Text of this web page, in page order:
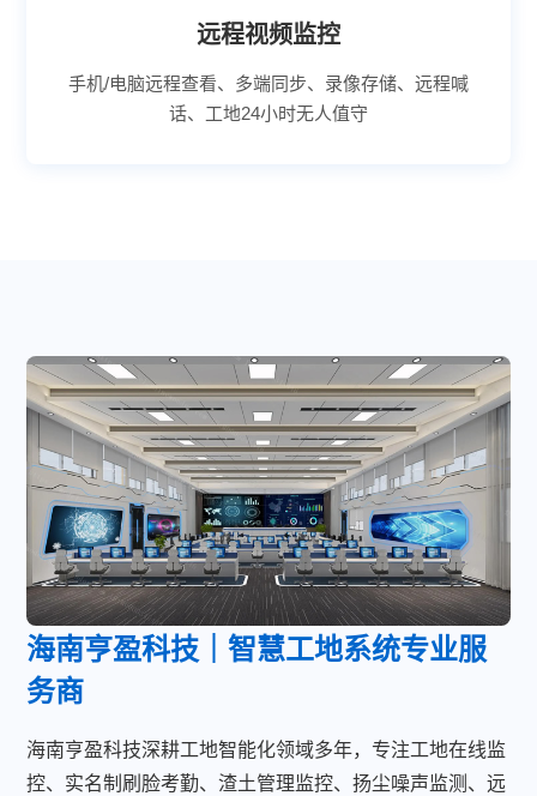
远程视频监控
手机/电脑远程查看、多端同步、录像存储、远程喊
话、工地24小时无人值守
海南亨盈科技｜智慧工地系统专业服
务商
海南亨盈科技深耕工地智能化领域多年，专注工地在线监
控、实名制刷脸考勤、渣土管理监控、扬尘噪声监测、远